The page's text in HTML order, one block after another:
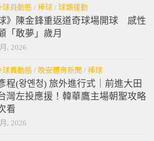
球員動態 / 棒球 / 球類運動
》陳金鋒重返道奇球場開球 感性
「敢夢」歲月
, 2026
球員動態 / 晚安體育新聞 / 棒球
程(왕옌청) 旅外進行式｜前進大田
灣左投應援！韓華鷹主場朝聖攻略
看
, 2026